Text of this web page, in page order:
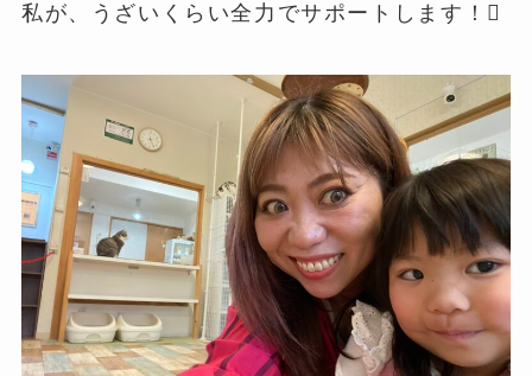
私が、うざいくらい全力でサポートします！